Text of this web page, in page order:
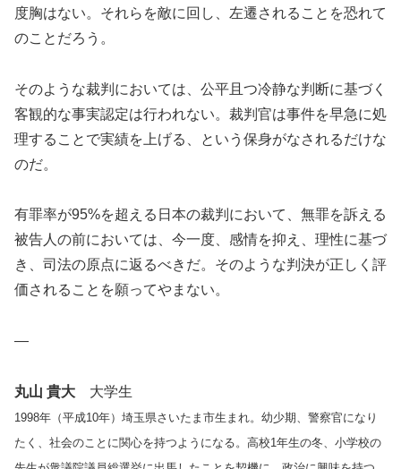
度胸はない。それらを敵に回し、左遷されることを恐れて
のことだろう。
そのような裁判においては、公平且つ冷静な判断に基づく
客観的な事実認定は行われない。裁判官は事件を早急に処
理することで実績を上げる、という保身がなされるだけな
のだ。
有罪率が95%を超える日本の裁判において、無罪を訴える
被告人の前においては、今一度、感情を抑え、理性に基づ
き、司法の原点に返るべきだ。そのような判決が正しく評
価されることを願ってやまない。
—
丸山 貴大 大学生
1998年（平成10年）埼玉県さいたま市生まれ。幼少期、警察官になり
たく、 社会のことに関心を持つようになる。高校1年生の冬、 小学校の